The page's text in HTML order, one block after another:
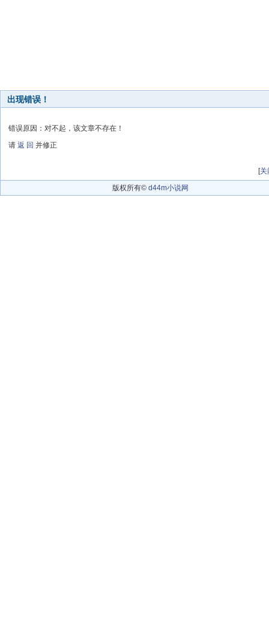
出现错误！
错误原因：对不起，该文章不存在！
请 返 回 并修正
[关
版权所有© d44m小说网